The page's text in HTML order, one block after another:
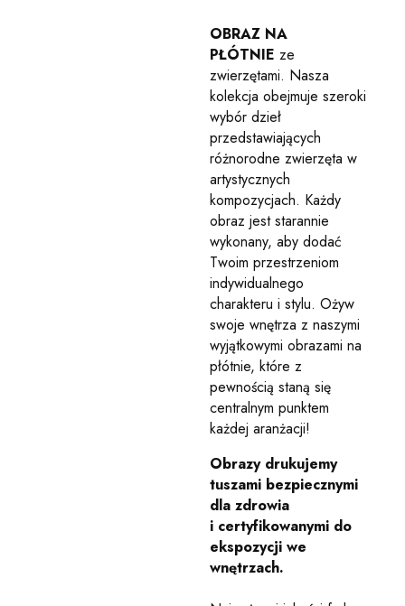
OBRAZ NA
PŁÓTNIE ze
zwierzętami. Nasza
kolekcja obejmuje szeroki
wybór dzieł
przedstawiających
różnorodne zwierzęta w
artystycznych
kompozycjach. Każdy
obraz jest starannie
wykonany, aby dodać
Twoim przestrzeniom
indywidualnego
charakteru i stylu. Ożyw
swoje wnętrza z naszymi
wyjątkowymi obrazami na
płótnie, które z
pewnością staną się
centralnym punktem
każdej aranżacji!
Obrazy drukujemy
tuszami bezpiecznymi
dla zdrowia
i certyfikowanymi do
ekspozycji we
wnętrzach.